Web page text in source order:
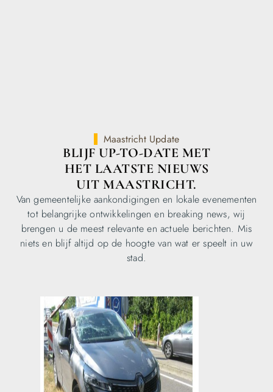
Maastricht Update
BLIJF UP-TO-DATE MET
HET LAATSTE NIEUWS
UIT MAASTRICHT.
Van gemeentelijke aankondigingen en lokale evenementen
tot belangrijke ontwikkelingen en breaking news, wij
brengen u de meest relevante en actuele berichten. Mis
niets en blijf altijd op de hoogte van wat er speelt in uw
stad.